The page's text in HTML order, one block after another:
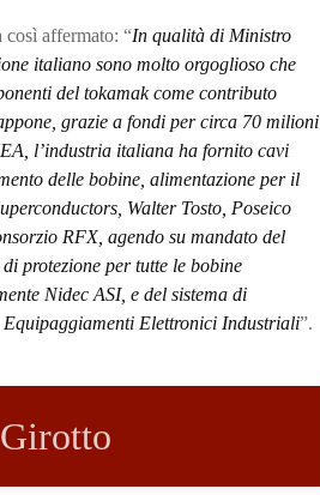
affermato: “In qualità di Ministro
italiano sono molto orgoglioso che
del tokamak come contributo
grazie a fondi per circa 70 milioni
l’industria italiana ha fornito cavi
delle bobine, alimentazione per il
Walter Tosto, Poseico
RFX, agendo su mandato del
protezione per tutte le bobine
Nidec ASI, e del sistema di
Elettronici Industriali”.